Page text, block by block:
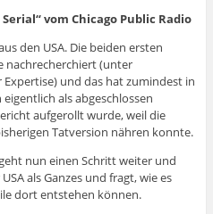
vom Chicago Public Radio
den USA. Die beiden ersten
nachrecherchiert (unter
und das hat zumindest in
als abgeschlossen
aufgerollt wurde, weil die
Tatversion nähren konnte.
nun einen Schritt weiter und
als Ganzes und fragt, wie es
dort entstehen können.